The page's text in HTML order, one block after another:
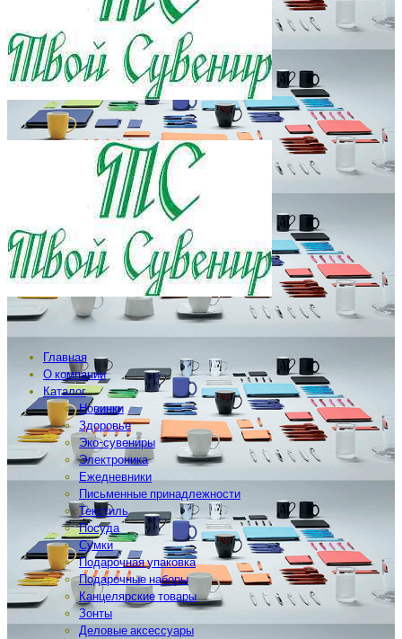
Главная
О компании
Каталог
Новинки
Здоровье
Эко-сувениры
Электроника
Ежедневники
Письменные принадлежности
Текстиль
Посуда
Сумки
Подарочная упаковка
Подарочные наборы
Канцелярские товары
Зонты
Деловые аксессуары